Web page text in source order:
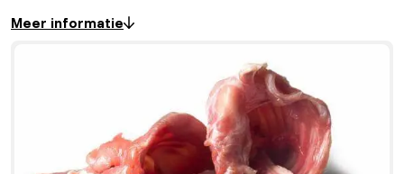
Meer informatie